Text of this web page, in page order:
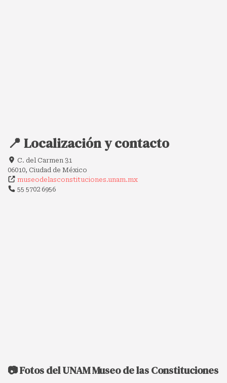
📍 Localización y contacto
C. del Carmen 31
06010, Ciudad de México
museodelasconstituciones.unam.mx
55 5702 6956
📷 Fotos del UNAM Museo de las Constituciones